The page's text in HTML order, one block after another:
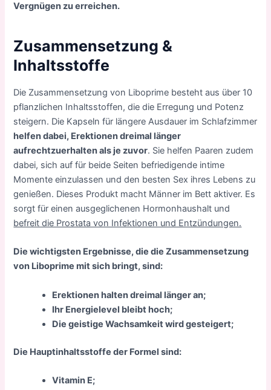
Vergnügen zu erreichen.
Zusammensetzung &
Inhaltsstoffe
Die Zusammensetzung von Liboprime besteht aus über 10
pflanzlichen Inhaltsstoffen, die die Erregung und Potenz
steigern. Die Kapseln für längere Ausdauer im Schlafzimmer
helfen dabei, Erektionen dreimal länger
aufrechtzuerhalten als je zuvor. Sie helfen Paaren zudem
dabei, sich auf für beide Seiten befriedigende intime
Momente einzulassen und den besten Sex ihres Lebens zu
genießen. Dieses Produkt macht Männer im Bett aktiver. Es
sorgt für einen ausgeglichenen Hormonhaushalt und
befreit die Prostata von Infektionen und Entzündungen.
Die wichtigsten Ergebnisse, die die Zusammensetzung
von Liboprime mit sich bringt, sind:
Erektionen halten dreimal länger an;
Ihr Energielevel bleibt hoch;
Die geistige Wachsamkeit wird gesteigert;
Die Hauptinhaltsstoffe der Formel sind:
Vitamin E;